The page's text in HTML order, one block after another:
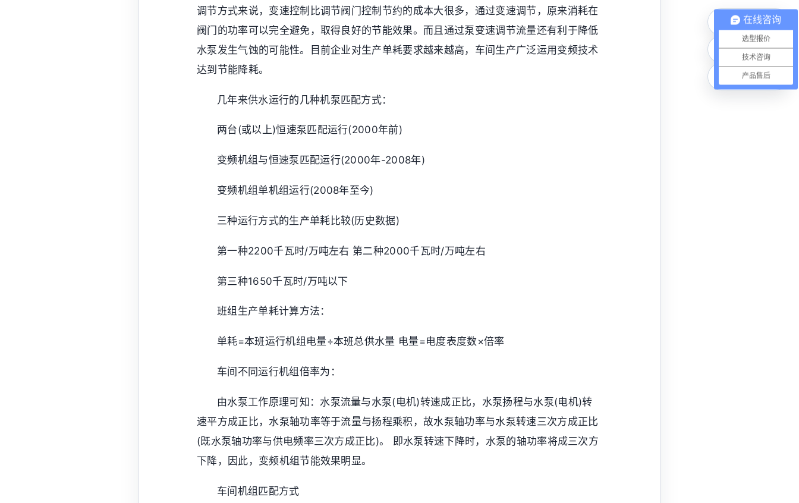
调节方式来说，变速控制比调节阀门控制节约的成本大很多，通过变速调节，原来消耗在
阀门的功率可以完全避免，取得良好的节能效果。而且通过泵变速调节流量还有利于降低
水泵发生气蚀的可能性。目前企业对生产单耗要求越来越高，车间生产广泛运用变频技术
达到节能降耗。
几年来供水运行的几种机泵匹配方式：
两台(或以上)恒速泵匹配运行(2000年前)
变频机组与恒速泵匹配运行(2000年-2008年)
变频机组单机组运行(2008年至今)
三种运行方式的生产单耗比较(历史数据)
第一种2200千瓦时/万吨左右 第二种2000千瓦时/万吨左右
第三种1650千瓦时/万吨以下
班组生产单耗计算方法：
单耗=本班运行机组电量÷本班总供水量 电量=电度表度数×倍率
车间不同运行机组倍率为：
由水泵工作原理可知：水泵流量与水泵(电机)转速成正比，水泵扬程与水泵(电机)转
速平方成正比，水泵轴功率等于流量与扬程乘积，故水泵轴功率与水泵转速三次方成正比
(既水泵轴功率与供电频率三次方成正比)。 即水泵转速下降时，水泵的轴功率将成三次方
下降，因此，变频机组节能效果明显。
车间机组匹配方式
电话咨询
微信联系
在线咨询
在线咨询
选型报价
技术咨询
产品售后